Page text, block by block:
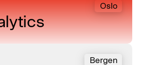
Oslo
Bergen